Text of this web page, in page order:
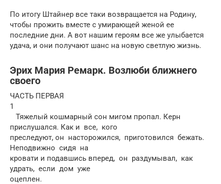
По итогу Штайнер все таки возвращается на Родину,
чтобы прожить вместе с умирающей женой ее
последние дни. А вот нашим героям все же улыбается
удача, и они получают шанс на новую светлую жизнь.
Эрих Мария Ремарк. Возлюби ближнего
своего
ЧАСТЬ ПЕРВАЯ
1
Тяжелый кошмарный сон мигом пропал. Керн
прислушался. Как и все, кого
преследуют, он насторожился, приготовился бежать.
Неподвижно сидя на
кровати и подавшись вперед, он раздумывал, как
удрать, если дом уже
оцеплен.